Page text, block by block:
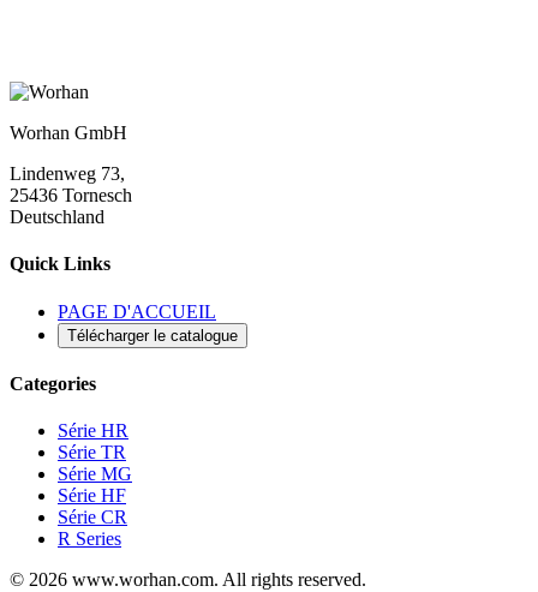
Worhan GmbH
Lindenweg 73,
25436 Tornesch
Deutschland
Quick Links
PAGE D'ACCUEIL
Télécharger le catalogue
Categories
Série HR
Série TR
Série MG
Série HF
Série CR
R Series
© 2026 www.worhan.com. All rights reserved.